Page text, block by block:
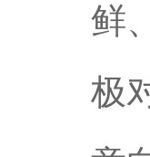
鲜
极